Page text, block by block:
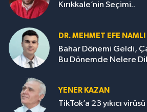
Kırıkkale’nin Seçimi..
DR. MEHMET EFE NAMLI
Bahar Dönemi Geldi,
Bu Dönemde Nelere
YENER KAZAN
TikTok’a 23 yıkıcı virüsü